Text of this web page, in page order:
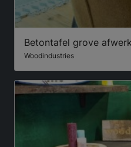
Betontafel grove
Woodindustries